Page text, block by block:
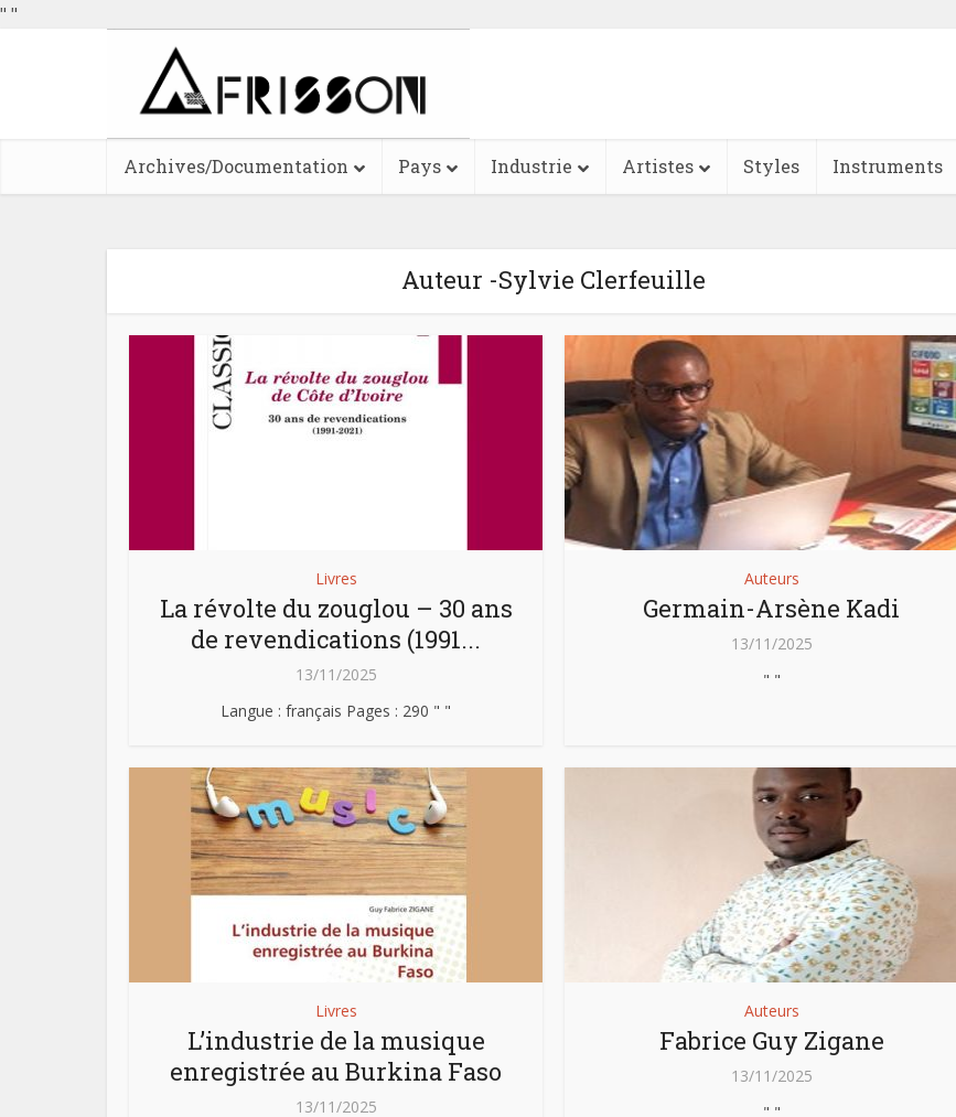
" "
Archives/Documentation Pays Industrie Artistes Styles Instruments
Auteur -Sylvie Clerfeuille
Livres
La révolte du zouglou – 30 ans
de revendications (1991...
13/11/2025
Langue : français Pages : 290 " "
Auteurs
Germain-Arsène Kadi
13/11/2025
" "
Livres
L’industrie de la musique
enregistrée au Burkina Faso
13/11/2025
Auteurs
Fabrice Guy Zigane
13/11/2025
" "